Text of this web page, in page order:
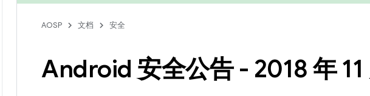
AOSP 文档 安全
Android 安全公告 - 2018 年 11